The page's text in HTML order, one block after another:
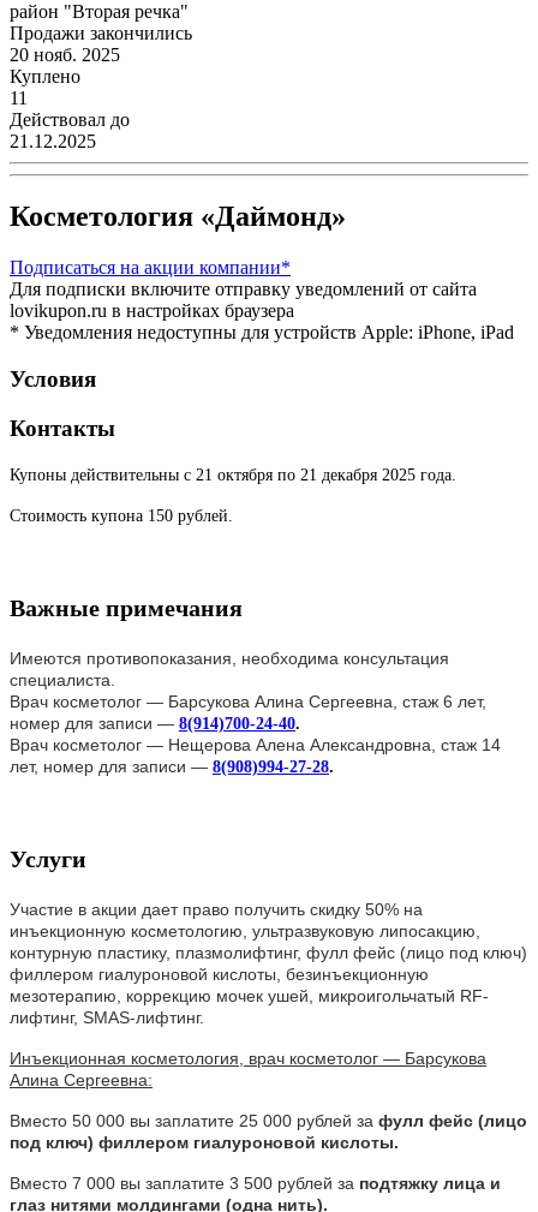
район "Вторая речка"
Продажи закончились
20 нояб. 2025
Куплено
11
Действовал до
21.12.2025
Косметология «Даймонд»
Подписаться на акции компании*
Для подписки включите отправку уведомлений от сайта
lovikupon.ru в настройках браузера
* Уведомления недоступны для устройств Apple: iPhone, iPad
Условия
Контакты
Купоны действительны с 21 октября по 21 декабря 2025 года.
Стоимость купона 150 рублей.
Важные примечания
Имеются противопоказания, необходима консультация
специалиста.
Врач косметолог — Барсукова Алина Сергеевна, стаж 6 лет,
номер для записи — 8(914)700-24-40.
Врач косметолог — Нещерова Алена Александровна, стаж 14
лет, номер для записи — 8(908)994-27-28.
Услуги
Участие в акции дает право получить скидку 50% на
инъекционную косметологию, ультразвуковую липосакцию,
контурную пластику, плазмолифтинг, фулл фейс (лицо под ключ)
филлером гиалуроновой кислоты, безинъекционную
мезотерапию, коррекцию мочек ушей, микроигольчатый RF-
лифтинг, SMAS-лифтинг.
Инъекционная косметология, врач косметолог — Барсукова
Алина Сергеевна:
Вместо 50 000 вы заплатите 25 000 рублей за фулл фейс (лицо
под ключ) филлером гиалуроновой кислоты.
Вместо 7 000 вы заплатите 3 500 рублей за подтяжку лица и
глаз нитями молдингами (одна нить).